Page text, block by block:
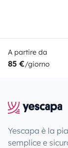
A partire da
85 €/giorno
Yescapa è la
semplice e